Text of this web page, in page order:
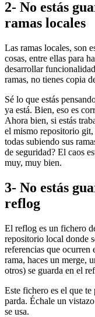
2- No estás
ramas locales
Las ramas locales, son
cosas, entre ellas para
desarrollar
ramas, no tienes copia
Sé lo que estás
ya está. Bien, eso es
Ahora bien, si estás
el mismo repositorio git,
todas subiendo sus
de seguridad? El caos
muy, muy bien.
3- No estás
reflog
El reflog es un fichero
repositorio local donde
referencias que ocurren
rama, haces un merge,
otros) se guarda en el
Este fichero es el que
parda. Échale un
se usa.